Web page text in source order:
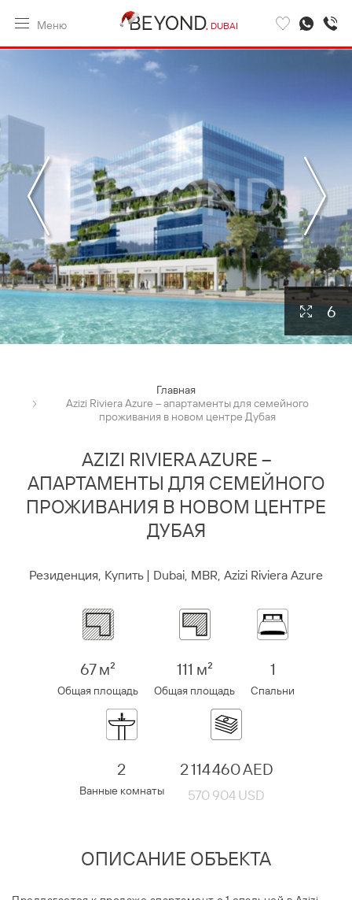
Меню DUBAI
6
Главная
Azizi Riviera Azure – апартаменты для семейного
проживания в новом центре Дубая
AZIZI RIVIERA AZURE –
АПАРТАМЕНТЫ ДЛЯ СЕМЕЙНОГО
ПРОЖИВАНИЯ В НОВОМ ЦЕНТРЕ
ДУБАЯ
Резиденция, Купить | Dubai, MBR, Azizi Riviera Azure
67 м²
Общая площадь
111 м²
Общая площадь
1
Спальни
2
Ванные комнаты
2 114 460 AED
570 904 USD
ОПИСАНИЕ ОБЪЕКТА